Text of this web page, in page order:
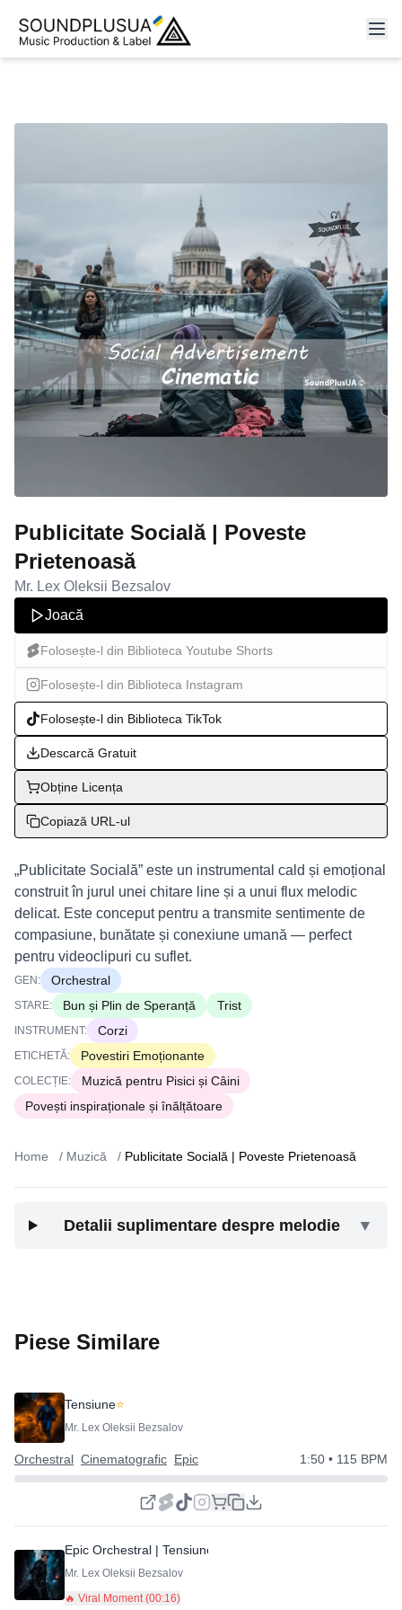
Publicitate Socială | Poveste
Prietenoasă
Mr. Lex Oleksii Bezsalov
Joacă
Folosește-l din Biblioteca Youtube Shorts
Folosește-l din Biblioteca Instagram
Folosește-l din Biblioteca TikTok
Descarcă Gratuit
Obține Licența
Copiază URL-ul
„Publicitate Socială” este un instrumental cald și emoțional
construit în jurul unei chitare line și a unui flux melodic
delicat. Este conceput pentru a transmite sentimente de
compasiune, bunătate și conexiune umană — perfect
pentru videoclipuri cu suflet.
GEN: Orchestral
STARE: Bun și Plin de Speranță Trist
INSTRUMENT: Corzi
ETICHETĂ: Povestiri Emoționante
COLECȚIE:
Muzică pentru Pisici și Câini
Povești inspiraționale și înălțătoare
Home / Muzică / Publicitate Socială | Poveste Prietenoasă
Detalii suplimentare despre melodie ▼
Piese Similare
Tensiune⭐
Mr. Lex Oleksii Bezsalov
Orchestral Cinematografic Epic 1:50 • 115 BPM
Epic Orchestral | Tensiune Cinematică | Dramatic
Mr. Lex Oleksii Bezsalov
🔥 Viral Moment (00:16)